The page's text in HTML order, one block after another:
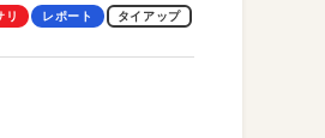
冷却の速さ、密着する
ド！
リ レポート タイアップ